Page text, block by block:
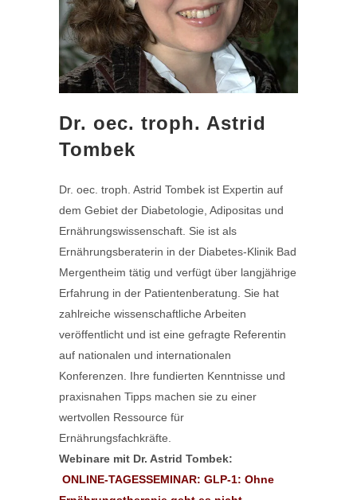
Dr. oec. troph. Astrid
Tombek
Dr. oec. troph. Astrid Tombek ist Expertin auf
dem Gebiet der Diabetologie, Adipositas und
Ernährungswissenschaft. Sie ist als
Ernährungsberaterin in der Diabetes-Klinik Bad
Mergentheim tätig und verfügt über langjährige
Erfahrung in der Patientenberatung. Sie hat
zahlreiche wissenschaftliche Arbeiten
veröffentlicht und ist eine gefragte Referentin
auf nationalen und internationalen
Konferenzen. Ihre fundierten Kenntnisse und
praxisnahen Tipps machen sie zu einer
wertvollen Ressource für
Ernährungsfachkräfte.
Webinare mit Dr. Astrid Tombek:
ONLINE-TAGESSEMINAR: GLP-1: Ohne